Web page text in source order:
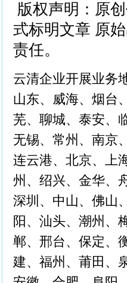
版权声明：原
式标明文章 原
责任。
云清企业开展业务
山东、威海、烟台
芜、聊城、泰安、
无锡、常州、南京
连云港、北京、上
州、绍兴、金华、
深圳、中山、佛山
阳、汕头、潮州、
郸、邢台、保定、
建、福州、莆田、